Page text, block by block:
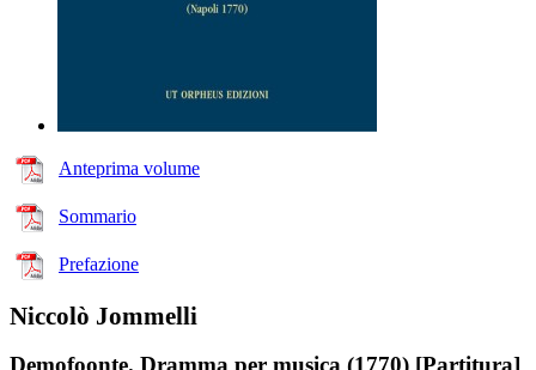
Anteprima volume
Sommario
Prefazione
Niccolò Jommelli